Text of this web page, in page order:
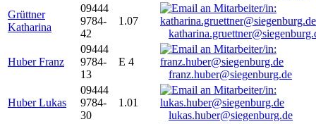
Grüttner
Katharina
09444
9784-
42
1.07
Huber Franz
09444
9784-
13
E 4
franz.huber@siegenburg.de
Huber Lukas
09444
9784-
30
1.01
lukas.huber@siegenburg.de